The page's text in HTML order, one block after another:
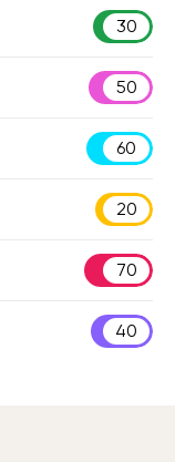
30
50
60
20
70
40